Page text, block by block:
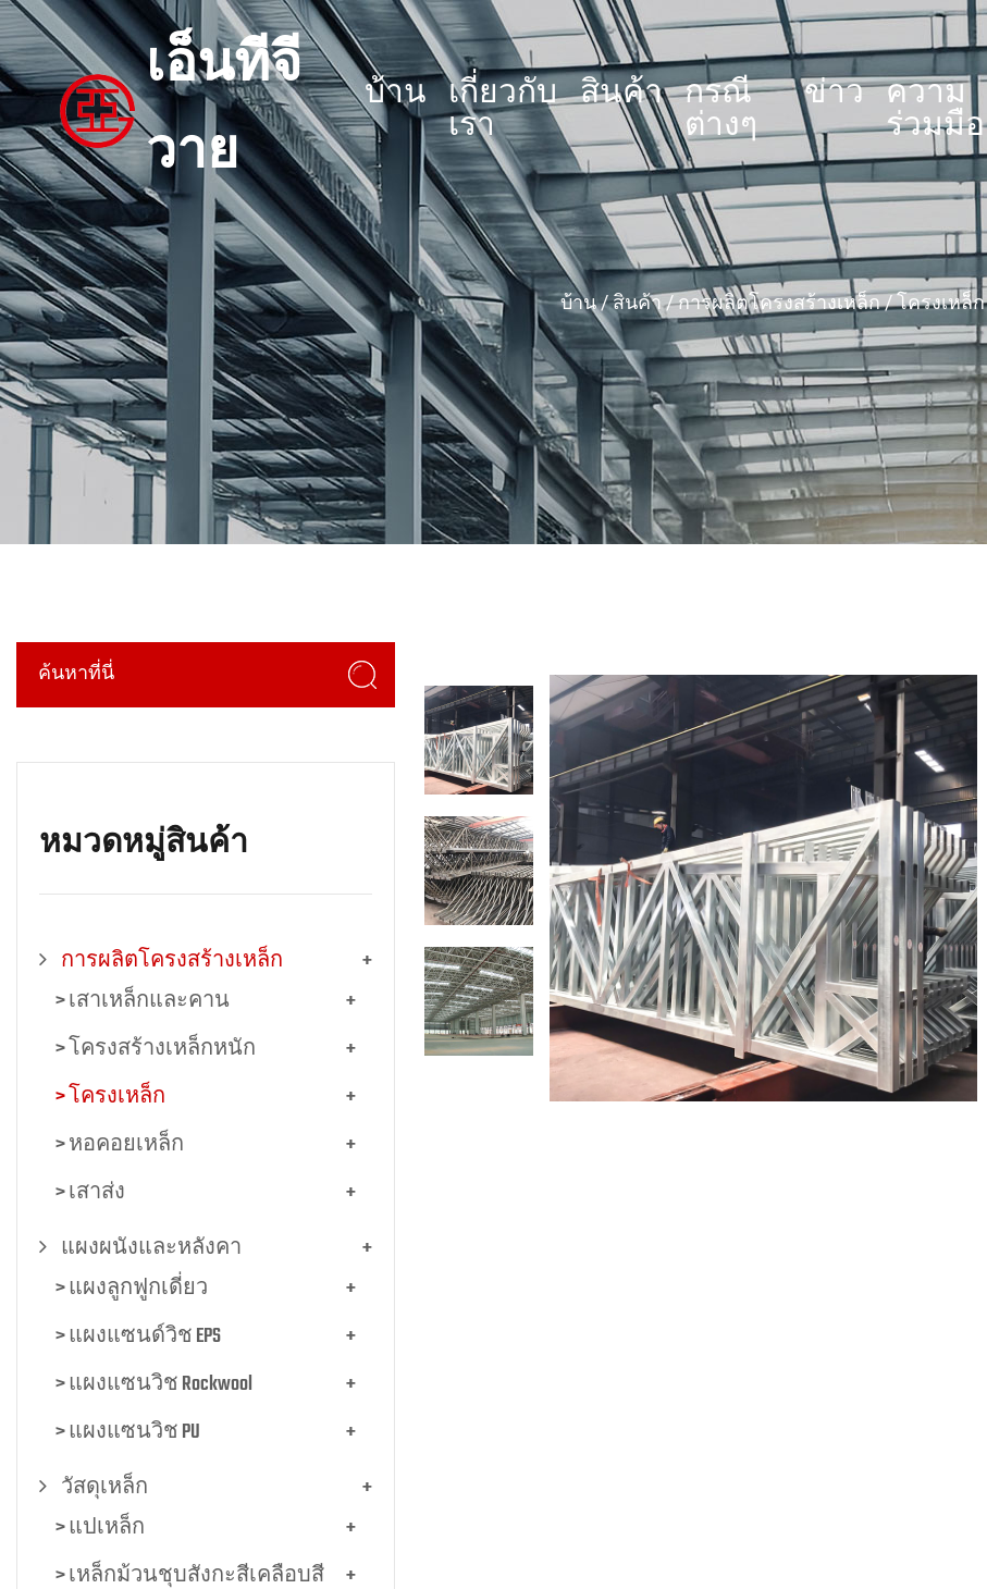
เอ็นทีจี
วาย
บ้าน เกี่ยวกับ
เรา
สินค้า กรณี
ต่างๆ
ข่าว ความ
ร่วมมือ
บ้าน/สินค้า/การผลิตโครงสร้างเหล็ก/โครงเหล็ก
หมวดหมู่สินค้า
การผลิตโครงสร้างเหล็ก
+
> เสาเหล็กและคาน
+
> โครงสร้างเหล็กหนัก
+
> โครงเหล็ก
+
> หอคอยเหล็ก
+
> เสาส่ง
+
แผงผนังและหลังคา
+
> แผงลูกฟูกเดี่ยว
+
> แผงแซนด์วิช EPS
+
> แผงแซนวิช Rockwool
+
> แผงแซนวิช PU
+
วัสดุเหล็ก
+
> แปเหล็ก
+
> เหล็กม้วนชุบสังกะสีเคลือบสี
+